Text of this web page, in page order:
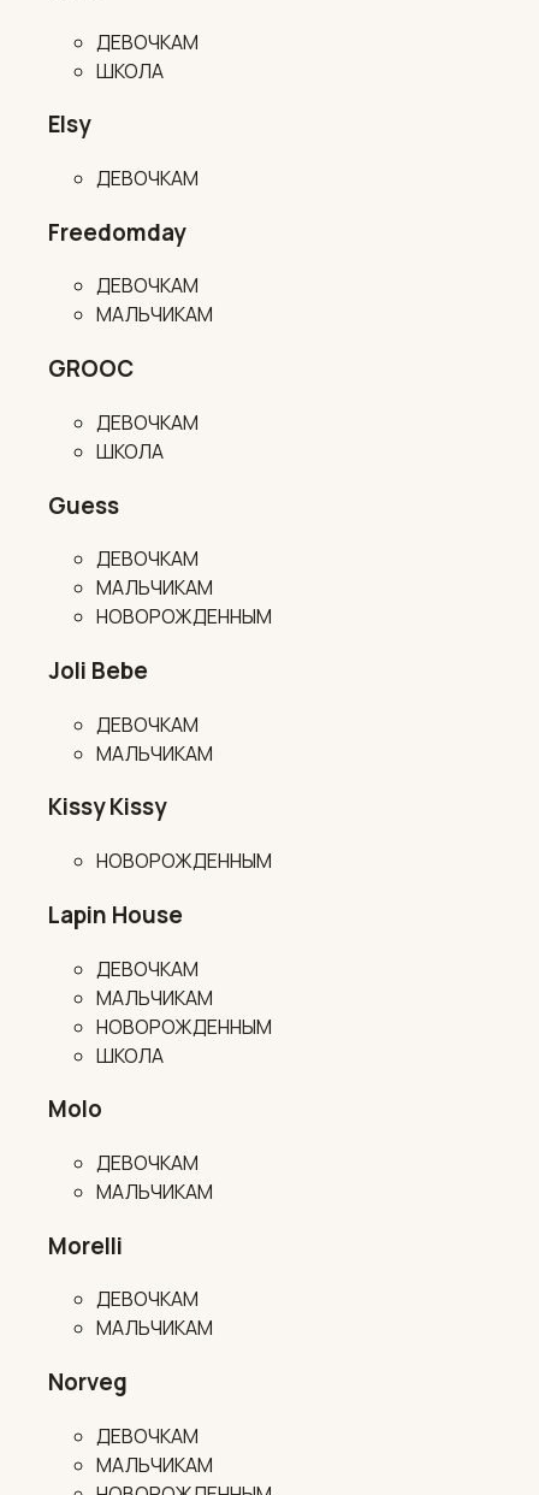
ДЕВОЧКАМ
ШКОЛА
Elsy
ДЕВОЧКАМ
Freedomday
ДЕВОЧКАМ
МАЛЬЧИКАМ
GROOC
ДЕВОЧКАМ
ШКОЛА
Guess
ДЕВОЧКАМ
МАЛЬЧИКАМ
НОВОРОЖДЕННЫМ
Joli Bebe
ДЕВОЧКАМ
МАЛЬЧИКАМ
Kissy Kissy
НОВОРОЖДЕННЫМ
Lapin House
ДЕВОЧКАМ
МАЛЬЧИКАМ
НОВОРОЖДЕННЫМ
ШКОЛА
Molo
ДЕВОЧКАМ
МАЛЬЧИКАМ
Morelli
ДЕВОЧКАМ
МАЛЬЧИКАМ
Norveg
ДЕВОЧКАМ
МАЛЬЧИКАМ